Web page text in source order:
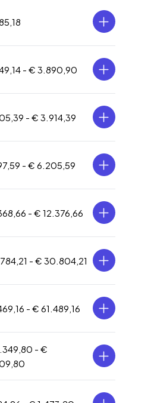
- € 3.890,90
- € 3.914,39
- € 6.205,59
- € 12.376,66
- € 30.804,21
- € 61.489,16
- €